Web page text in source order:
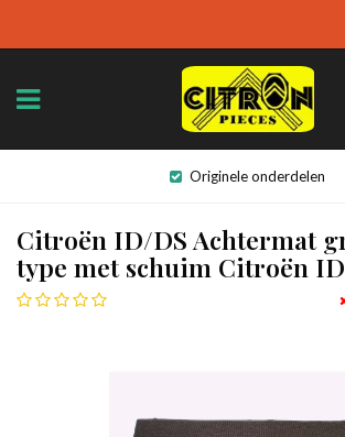
Originele onderdelen
Citroën ID/DS Achtermat
type met schuim Citroën